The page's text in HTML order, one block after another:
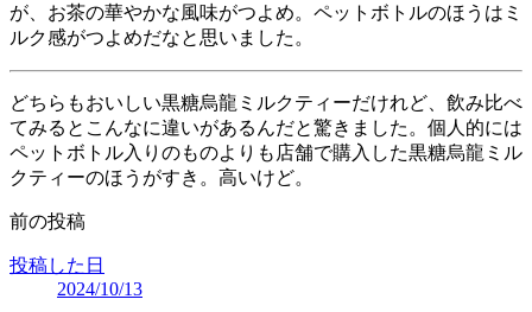
が、お茶の華やかな風味がつよめ。ペットボトルのほうはミ
ルク感がつよめだなと思いました。
どちらもおいしい黒糖烏龍ミルクティーだけれど、飲み比べ
てみるとこんなに違いがあるんだと驚きました。個人的には
ペットボトル入りのものよりも店舗で購入した黒糖烏龍ミル
クティーのほうがすき。高いけど。
前の投稿
投稿した日
2024/10/13